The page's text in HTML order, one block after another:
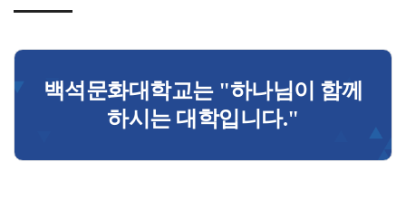
백석문화대학교는 "하나님이 함께
하시는 대학입니다."